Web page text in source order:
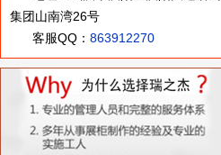
集团山南湾26号
客服QQ： 863912270